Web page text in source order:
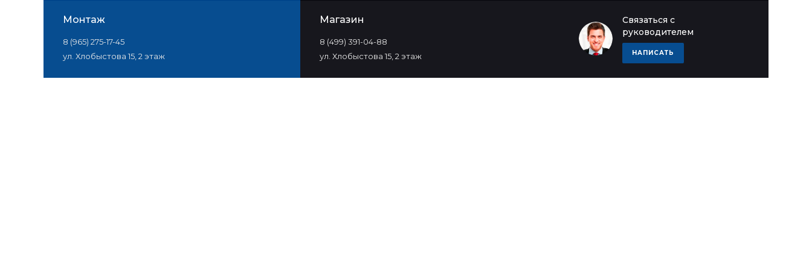
Связаться с
руководителем
НАПИСАТЬ
Монтаж
8 (965) 275-17-45
ул. Хлобыстова 15, 2 этаж
Магазин
8 (499) 391-04-88
ул. Хлобыстова 15, 2 этаж